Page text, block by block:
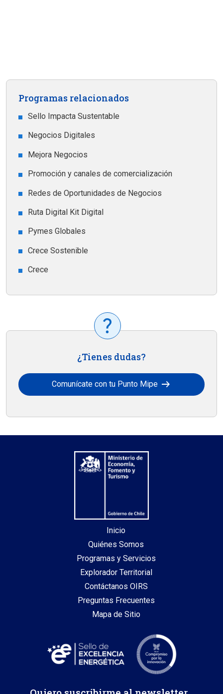
Programas relacionados
Sello Impacta Sustentable
Negocios Digitales
Mejora Negocios
Promoción y canales de comercialización
Redes de Oportunidades de Negocios
Ruta Digital Kit Digital
Pymes Globales
Crece Sostenible
Crece
¿Tienes dudas?
Comunícate con tu Punto Mipe arrow_right_alt
Inicio
Quiénes Somos
Programas y Servicios
Explorador Territorial
Contáctanos OIRS
Preguntas Frecuentes
Mapa de Sitio